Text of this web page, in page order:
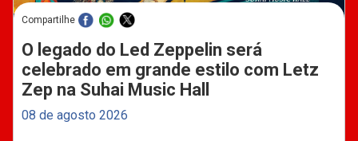
Compartilhe
O legado do Led Zeppelin será
celebrado em grande estilo com Letz
Zep na Suhai Music Hall
08 de agosto 2026